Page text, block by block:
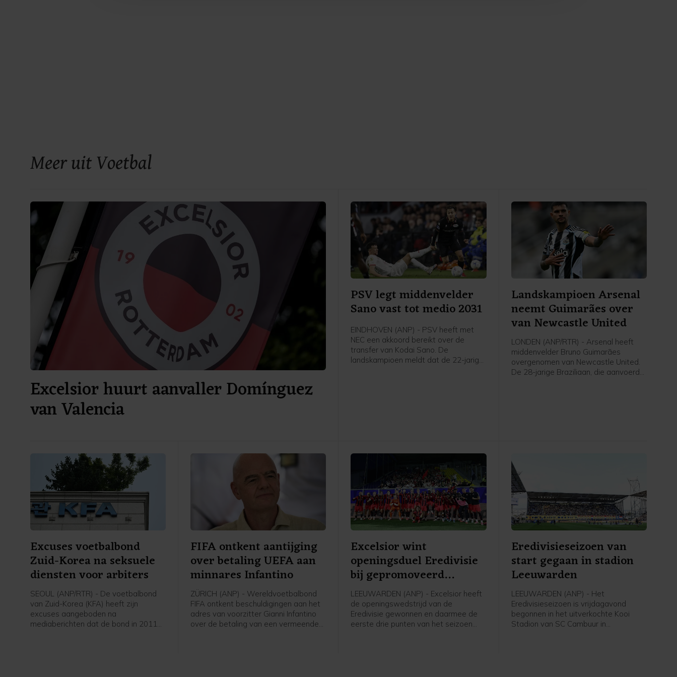
Meer uit Voetbal
Excelsior huurt aanvaller Domínguez
van Valencia
PSV legt middenvelder
Sano vast tot medio 2031
EINDHOVEN (ANP) - PSV heeft met
NEC een akkoord bereikt over de
transfer van Kodai Sano. De
landskampioen meldt dat de 22-jarige
Landskampioen Arsenal
neemt Guimarães over
van Newcastle United
LONDEN (ANP/RTR) - Arsenal heeft
middenvelder Bruno Guimarães
overgenomen van Newcastle United.
De 28-jarige Braziliaan, die aanvoerder
Excuses voetbalbond
Zuid-Korea na seksuele
diensten voor arbiters
SEOUL (ANP/RTR) - De voetbalbond
van Zuid-Korea (KFA) heeft zijn
excuses aangeboden na
mediaberichten dat de bond in 2011
FIFA ontkent aantijging
over betaling UEFA aan
minnares Infantino
ZÜRICH (ANP) - Wereldvoetbalbond
FIFA ontkent beschuldigingen aan het
adres van voorzitter Gianni Infantino
over de betaling van een vermeende
Excelsior wint
openingsduel Eredivisie
bij gepromoveerd
Cambuur
LEEUWARDEN (ANP) - Excelsior heeft
de openingswedstrijd van de
Eredivisie gewonnen en daarmee de
eerste drie punten van het seizoen
Eredivisieseizoen van
start gegaan in stadion
Leeuwarden
LEEUWARDEN (ANP) - Het
Eredivisieseizoen is vrijdagavond
begonnen in het uitverkochte Kooi
Stadion van SC Cambuur in